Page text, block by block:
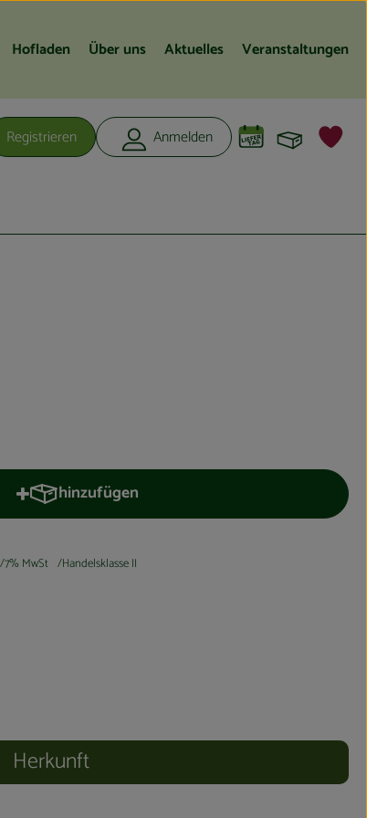
Hofladen Über uns Aktuelles Veranstaltungen
Registrieren Anmelden
hinzufügen
Produkt zum Warenkorb hinzufügen
7% MwSt Handelsklasse II
Herkunft